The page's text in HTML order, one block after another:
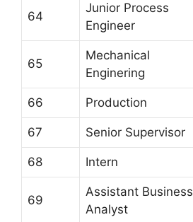
64
Junior Process
Engineer
65
Mechanical
Enginering
66 Production
67 Senior Supervisor
68 Intern
69
Assistant Business
Analyst